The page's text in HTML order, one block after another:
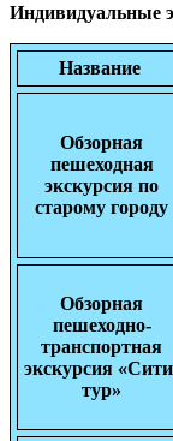
Индивидуальные
Название
Обзорная
пешеходная
экскурсия по
старому городу
Обзорная
пешеходно-
транспортная
экскурсия
тур»